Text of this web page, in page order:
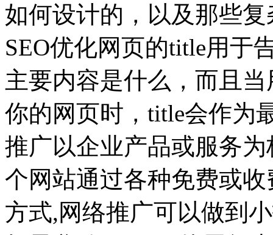
如何设计的，以及那些
SEO优化网页的title用于
主要内容是什么，而且
你的网页时，title会作为
推广以企业产品或服务
个网站通过各种免费或
方式,网络推广可以做到